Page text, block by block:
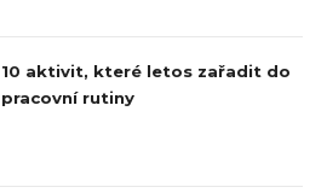
10 aktivit, které letos zařadit do
pracovní rutiny